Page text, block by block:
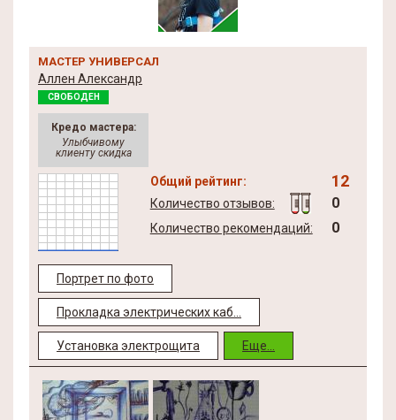
МАСТЕР УНИВЕРСАЛ
Аллен Александр
СВОБОДЕН
Кредо мастера:
Улыбчивому
клиенту скидка
Общий рейтинг: 12
Количество отзывов: 0
Количество рекомендаций: 0
Портрет по фото
Прокладка электрических каб...
Установка электрощита Еще...